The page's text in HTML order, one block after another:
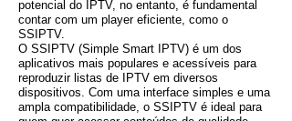
potencial do IPTV, no entanto, é fundamental
contar com um player eficiente, como o
SSIPTV.
O SSIPTV (Simple Smart IPTV) é um dos
aplicativos mais populares e acessíveis para
reproduzir listas de IPTV em diversos
dispositivos. Com uma interface simples e uma
ampla compatibilidade, o SSIPTV é ideal para